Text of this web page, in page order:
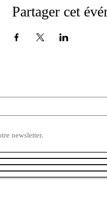
Partager cet
newsletter.